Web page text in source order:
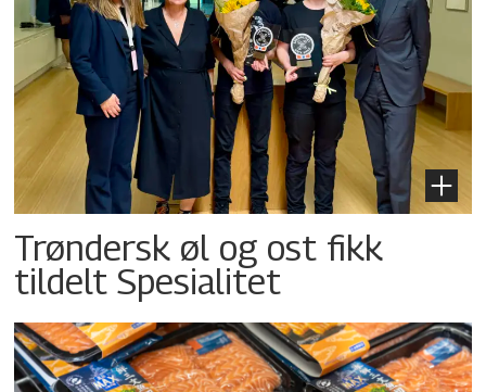
Trøndersk øl og ost fikk
tildelt Spesialitet